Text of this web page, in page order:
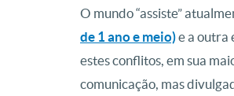
O mundo “assiste”
de 1 ano e meio)e a outra
estes conflitos, em sua
comunicação, mas